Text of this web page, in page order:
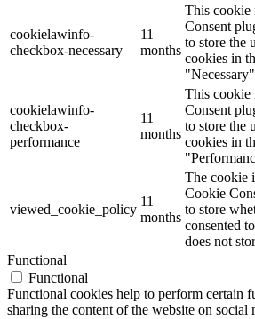
cookielawinfo-
checkbox-necessary
11
months
This cookie
Consent
to store the
cookies in
cookielawinfo-
checkbox-
performance
11
months
This cookie
Consent
to store the
cookies in
viewed_cookie_policy
11
months
The cookie
Cookie
to store
consented
does not
Functional
Functional
Functional cookies help to perform certain
sharing the content of the website on social